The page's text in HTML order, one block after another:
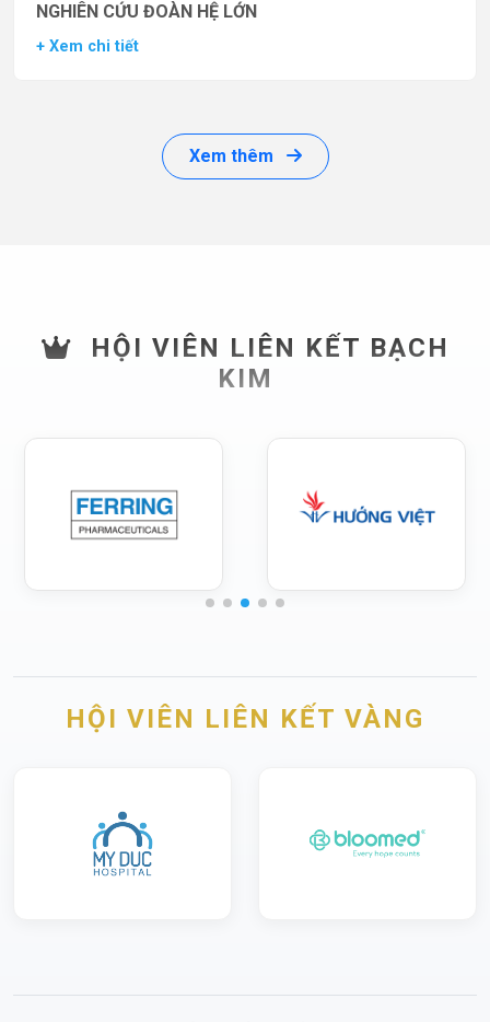
NGHIÊN CỨU ĐOÀN HỆ LỚN
+ Xem chi tiết
Xem thêm
HỘI VIÊN LIÊN KẾT BẠCH
KIM
HỘI VIÊN LIÊN KẾT VÀNG